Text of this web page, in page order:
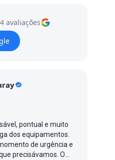
avaliações
pontual e muito
dos equipamentos.
de urgência e
precisávamos. O